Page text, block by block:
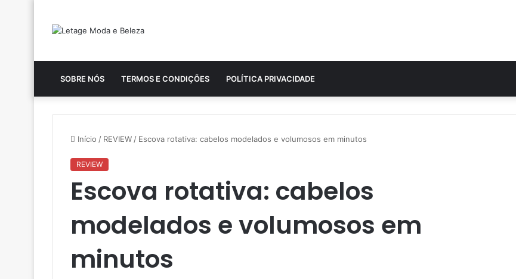
SOBRE NÓS TERMOS E CONDIÇÕES POLÍTICA PRIVACIDADE
Início / REVIEW / Escova rotativa: cabelos modelados e volumosos em minutos
REVIEW
Escova rotativa: cabelos
modelados e volumosos em
minutos